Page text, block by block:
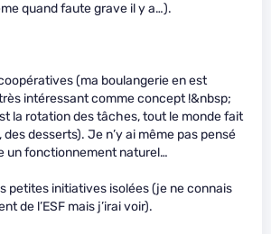
quand faute grave il y a…).
(ma boulangerie en est
très intéressant comme concept !&nbsp;
la rotation des tâches, tout le monde fait
desserts). Je n’y ai même pas pensé
un fonctionnement naturel…
petites initiatives isolées (je ne connais
de l’ESF mais j’irai voir).